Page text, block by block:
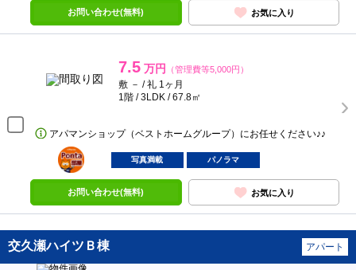
お問い合わせ(無料) お気に入り
7.5 万円 （管理費等5,000円）
敷 － / 礼 1ヶ月
1階 / 3LDK / 67.8㎡
アパマンショップ（ベストホームグループ）にお任せください♪♪
ポンタ
部屋
写真満載 パノラマ
お問い合わせ(無料) お気に入り
交久瀬ハイツＢ棟 アパート